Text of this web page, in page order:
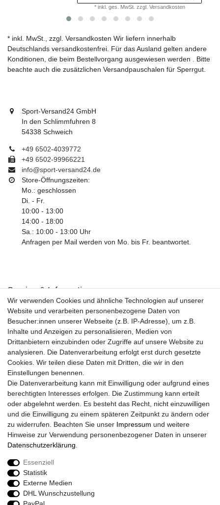
* inkl. ges. MwSt. zzgl. Versandkosten
* inkl. MwSt., zzgl. Versandkosten Wir liefern innerhalb
Deutschlands versandkostenfrei. Für das Ausland gelten andere
Konditionen, die beim Bestellvorgang ausgewiesen werden . Bitte
beachte auch die zusätzlichen Versandpauschalen für Sperrgut.
Sport-Versand24 GmbH
In den Schlimmfuhren 8
54338 Schweich
+49 6502-4039772
+49 6502-99966221
info@sport-versand24.de
Store-Öffnungszeiten:
Mo.: geschlossen
Di. - Fr.
10:00 - 13:00
14:00 - 18:00
Sa.: 10:00 - 13:00 Uhr
Anfragen per Mail werden von Mo. bis Fr. beantwortet.
Service & Informationen
Kontakt
Retouren
Widerrufsrecht
Widerrufs­formular
Impressum
Daten­schutz­erklärung
AGB
Größentabelle
Kataloge
Barrierefreiheitserklärung
Sicherheitsinformationen
Zahlung und Versand
Wir verwenden Cookies und ähnliche Technologien auf unserer
Website und verarbeiten personenbezogene Daten von
Besucher:innen unserer Webseite (z.B. IP-Adresse), um z.B.
Inhalte und Anzeigen zu personalisieren, Medien von
Drittanbietern einzubinden oder Zugriffe auf unsere Website zu
analysieren. Die Datenverarbeitung erfolgt erst durch gesetzte
Cookies. Wir teilen diese Daten mit Dritten, die wir in den
Einstellungen benennen.
Die Datenverarbeitung kann mit Einwilligung oder aufgrund eines
berechtigten Interesses erfolgen. Die Zustimmung kann erteilt
oder abgelehnt werden. Es besteht das Recht, nicht einzuwilligen
und die Einwilligung zu einem späteren Zeitpunkt zu ändern oder
zu widerrufen. Beachten Sie unser Impressum und weitere
Hinweise zur Verwendung personenbezogener Daten in unserer
Daten­schutz­erklärung
Essenziell
Statistik
Externe Medien
DHL Wunschzustellung